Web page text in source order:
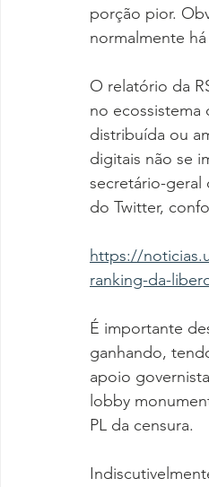
porção pior.
normalmente
O relatório da
no
distribuída ou
digitais não se
secretário-
do Twitter,
https://
ranking-da-
É importante
ganhando,
apoio
lobby
PL da censura.